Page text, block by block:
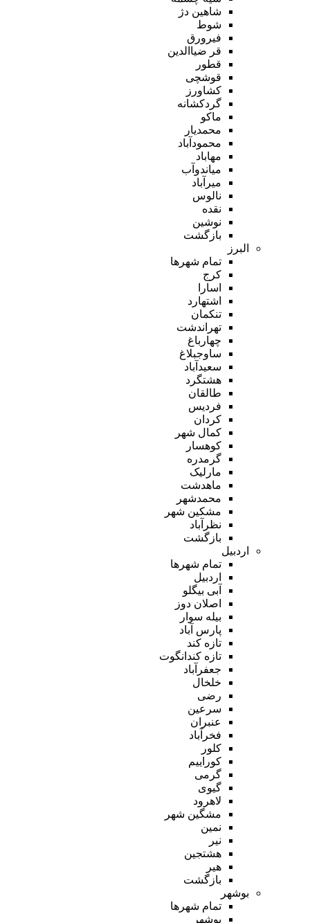
شاهین دژ
شوط
فیرورق
قر ضیاالدین
قطور
قوشچی
کشاورز
گردکشانه
ماکو
محمدیار
محمودآباد
مهاباد
میاندوآب
میرآباد
نالوس
نقده
نوشین
بازگشت
البرز
تمام شهر‌ها
کرج
اسارا
اشتهارد
تنکمان
تهراندشت
چهارباغ
ساوجبلاغ
سعیدآباد
هشتگرد
طالقان
فردیس
کردان
کمال شهر
کوهسار
گرمدره
مارلیک
ماهدشت
محمدشهر
مشکین شهر
نظرآباد
بازگشت
اردبیل
تمام شهر‌ها
اردبیل
آبی بیگلو
اصلان دوز
بیله سوار
پارس آباد
تازه کند
تازه کندانگوت
جعفرآباد
خلخال
رضی
سرعین
عنبران
فخرآباد
کلور
کوراییم
گرمی
گیوی
لاهرود
مشگین شهر
نمین
نیر
هشتجین
هیر
بازگشت
بوشهر
تمام شهر‌ها
بوشهر